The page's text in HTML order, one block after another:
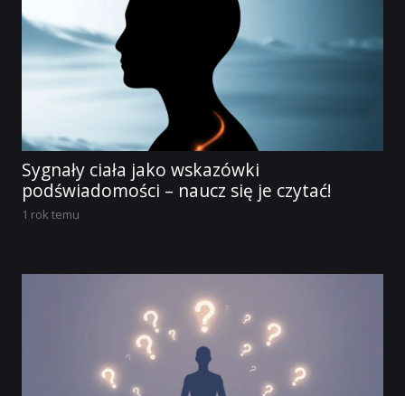
Sygnały ciała jako wskazówki
podświadomości – naucz się je czytać!
1 rok temu